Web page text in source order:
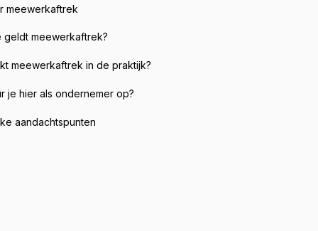
meewerkaftrek
geldt meewerkaftrek?
meewerkaftrek in de praktijk?
je hier als ondernemer op?
aandachtspunten